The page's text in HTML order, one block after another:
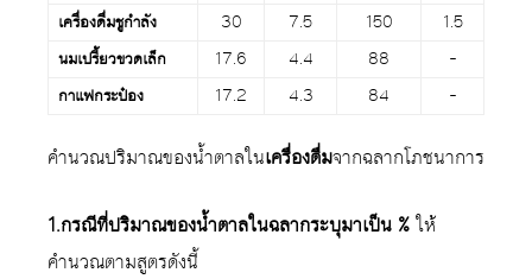
เครื่องดื่มชูกำลัง
30 7.5 150
1.5
นมเปรี้ยวขวดเล็ก
17.6 4.4 88
–
กาแฟกระป๋อง
17.2 4.3 84 –
คำนวณปริมาณของน้ำตาลในเครื่องดื่มจากฉลากโภชนาการ
1.กรณีที่ปริมาณของน้ำตาลในฉลากระบุมาเป็น %ให้
คำนวณตามสูตรดังนี้